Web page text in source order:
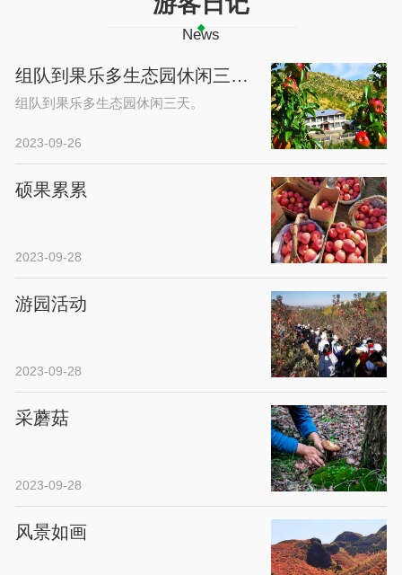
News
组队到果乐多生态园休闲三天。
组队到果乐多生态园休闲三天。
2023-09-26
硕果累累
2023-09-28
游园活动
2023-09-28
采蘑菇
2023-09-28
风景如画